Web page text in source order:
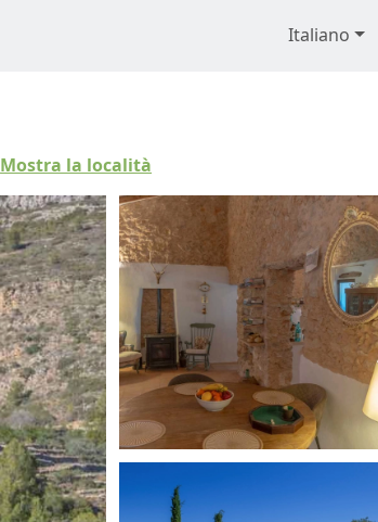
Italiano
Mostra la località